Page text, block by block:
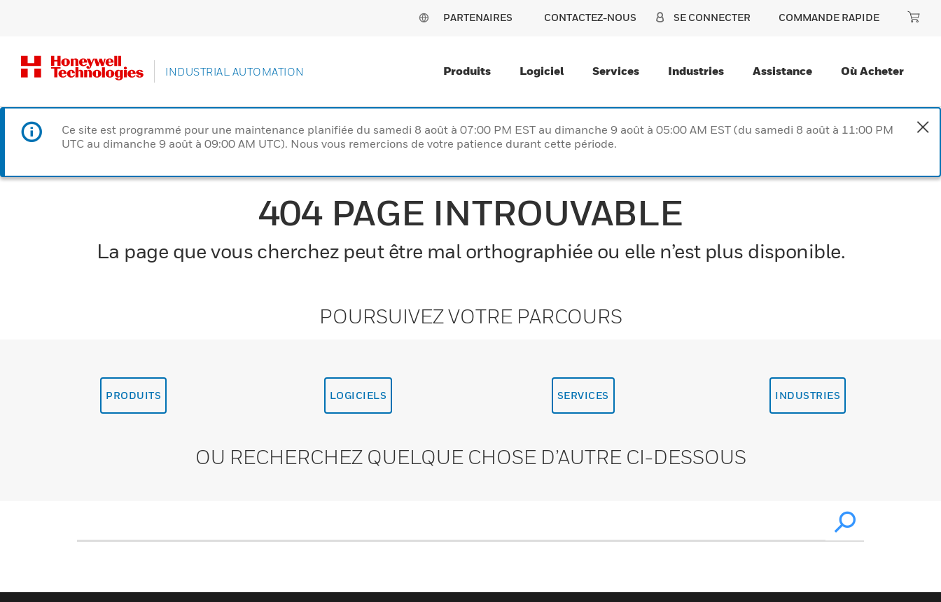
PARTENAIRES CONTACTEZ-NOUS SE CONNECTER COMMANDE RAPIDE
INDUSTRIAL AUTOMATION Produits Logiciel Services Industries Assistance Où Acheter
Ce site est programmé pour une maintenance planifiée du samedi 8 août à 07:00 PM EST au dimanche 9 août à 05:00 AM EST (du samedi 8 août à 11:00 PM
UTC au dimanche 9 août à 09:00 AM UTC). Nous vous remercions de votre patience durant cette période.
404 PAGE INTROUVABLE
La page que vous cherchez peut être mal orthographiée ou elle n’est plus disponible.
POURSUIVEZ VOTRE PARCOURS
PRODUITS LOGICIELS SERVICES INDUSTRIES
OU RECHERCHEZ QUELQUE CHOSE D’AUTRE CI-DESSOUS